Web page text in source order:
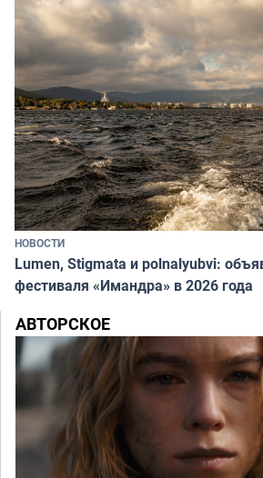
НОВОСТИ
Lumen, Stigmata и polnalyubvi:
фестиваля «Имандра» в 2026 года
АВТОРСКОЕ